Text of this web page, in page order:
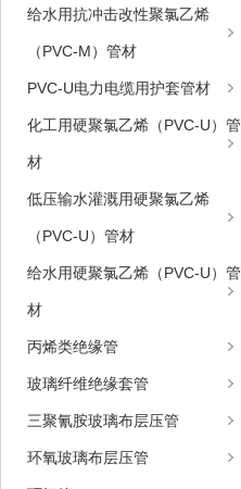
给水用抗冲击改性聚氯乙烯
（PVC-M）管材
PVC-U电力电缆用护套管材
化工用硬聚氯乙烯（PVC-U）管
材
低压输水灌溉用硬聚氯乙烯
（PVC-U）管材
给水用硬聚氯乙烯（PVC-U）管
材
丙烯类绝缘管
玻璃纤维绝缘套管
三聚氰胺玻璃布层压管
环氧玻璃布层压管